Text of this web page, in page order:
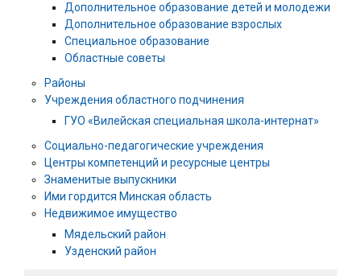
Дополнительное образование детей и молодежи
Дополнительное образование взрослых
Специальное образование
Областные советы
Районы
Учреждения областного подчинения
ГУО «Вилейская специальная школа-интернат»
Социально-педагогические учреждения
Центры компетенций и ресурсные центры
Знаменитые выпускники
Ими гордится Минская область
Недвижимое имущество
Мядельский район
Узденский район